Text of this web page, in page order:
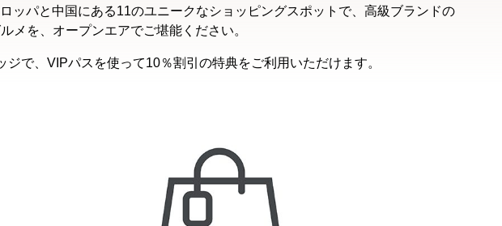
ッパと中国にある11のユニークなショッピングスポットで、高級ブランドの
メを、オープンエアでご堪能ください。
で、VIPパスを使って10％割引の特典をご利用いただけます。